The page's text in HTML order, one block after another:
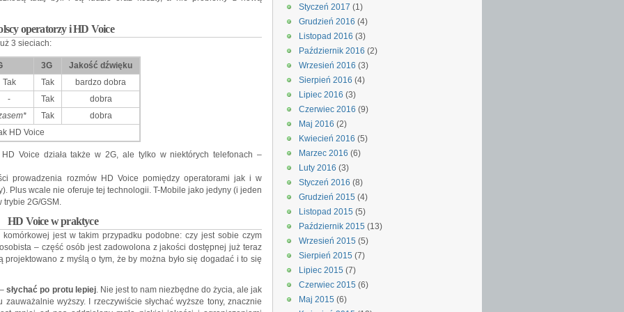
operatorzy i HD Voice
3 sieciach:
3G
Jakość dźwięku
Tak
Tak
bardzo dobra
-
Tak
dobra
Tak
dobra
HD Voice
Voice działa także w 2G, ale tylko w niektórych telefonach –
prowadzenia rozmów HD Voice pomiędzy operatorami jak i w
Plus wcale nie oferuje tej technologii. T-Mobile jako jedyny (i jeden
trybie 2G/GSM.
HD Voice w praktyce
jest w takim przypadku podobne: czy jest sobie czym
– część osób jest zadowolona z jakości dostępnej już teraz
z myślą o tym, że by można było się dogadać i to się
–słychać po protu lepiej. Nie jest to nam niezbędne do życia, ale jak
wyższy. I rzeczywiście słychać wyższe tony, znacznie
Styczeń 2017 (1)
Grudzień 2016 (4)
Listopad 2016 (3)
Październik 2016 (2)
Wrzesień 2016 (3)
Sierpień 2016 (4)
Lipiec 2016 (3)
Czerwiec 2016 (9)
Maj 2016 (2)
Kwiecień 2016 (5)
Marzec 2016 (6)
Luty 2016 (3)
Styczeń 2016 (8)
Grudzień 2015 (4)
Listopad 2015 (5)
Październik 2015 (13)
Wrzesień 2015 (5)
Sierpień 2015 (7)
Lipiec 2015 (7)
Czerwiec 2015 (6)
Maj 2015 (6)